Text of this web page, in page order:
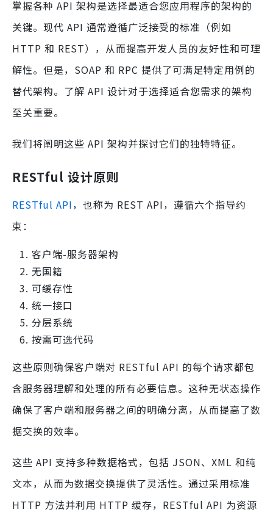
掌握各种 API 架构是选择最适合您应用程序的架构的
关键。现代 API 通常遵循广泛接受的标准（例如
HTTP 和 REST），从而提高开发人员的友好性和可理
解性。但是，SOAP 和 RPC 提供了可满足特定用例的
替代架构。了解 API 设计对于选择适合您需求的架构
至关重要。
我们将阐明这些 API 架构并探讨它们的独特特征。
RESTful 设计原则
RESTful API，也称为 REST API，遵循六个指导约
束：
客户端-服务器架构
无国籍
可缓存性
统一接口
分层系统
按需可选代码
这些原则确保客户端对 RESTful API 的每个请求都包
含服务器理解和处理的所有必要信息。这种无状态操作
确保了客户端和服务器之间的明确分离，从而提高了数
据交换的效率。
这些 API 支持多种数据格式，包括 JSON、XML 和纯
文本，从而为数据交换提供了灵活性。通过采用标准
HTTP 方法并利用 HTTP 缓存，RESTful API 为资源